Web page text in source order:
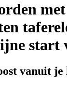
start
vanuit je